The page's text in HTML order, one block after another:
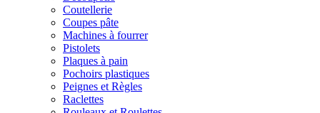
Coutellerie
Coupes pâte
Machines à fourrer
Pistolets
Plaques à pain
Pochoirs plastiques
Peignes et Règles
Raclettes